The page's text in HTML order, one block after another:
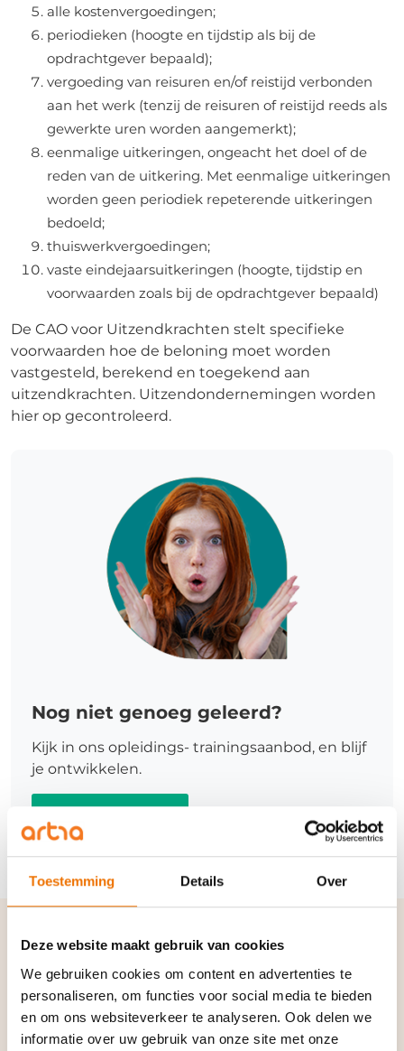
Toestemming Details Over
Deze website maakt gebruik van cookies
We gebruiken cookies om content en advertenties te
personaliseren, om functies voor social media te bieden
en om ons websiteverkeer te analyseren. Ook delen we
informatie over uw gebruik van onze site met onze
alle kostenvergoedingen;
periodieken (hoogte en tijdstip als bij de
opdrachtgever bepaald);
vergoeding van reisuren en/of reistijd verbonden
aan het werk (tenzij de reisuren of reistijd reeds als
gewerkte uren worden aangemerkt);
eenmalige uitkeringen, ongeacht het doel of de
reden van de uitkering. Met eenmalige uitkeringen
worden geen periodiek repeterende uitkeringen
bedoeld;
thuiswerkvergoedingen;
vaste eindejaarsuitkeringen (hoogte, tijdstip en
voorwaarden zoals bij de opdrachtgever bepaald)
De CAO voor Uitzendkrachten stelt specifieke
voorwaarden hoe de beloning moet worden
vastgesteld, berekend en toegekend aan
uitzendkrachten. Uitzendondernemingen worden
hier op gecontroleerd.
Nog niet genoeg geleerd?
Kijk in ons opleidings- trainingsaanbod, en blijf
je ontwikkelen.
Verwante termen en
synoniemen:
ADV|Inlener|Inlenersaansprakelijkheid